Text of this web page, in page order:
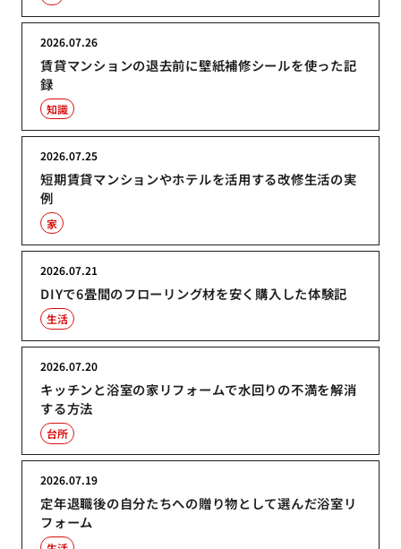
賃貸マンションの退去前に壁紙補修シールを使った記
録
2026.07.26
知識
短期賃貸マンションやホテルを活用する改修生活の実
例
2026.07.25
家
DIYで6畳間のフローリング材を安く購入した体験記
2026.07.21
生活
キッチンと浴室の家リフォームで水回りの不満を解消
する方法
2026.07.20
台所
定年退職後の自分たちへの贈り物として選んだ浴室リ
フォーム
2026.07.19